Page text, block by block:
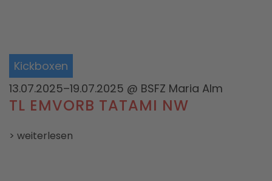
Kickboxen
13.07.2025–19.07.2025 @ BSFZ Maria Alm
TL EMVORB TATAMI NW
> weiterlesen